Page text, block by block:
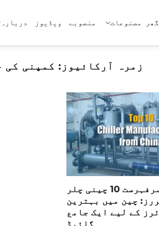
گھر مصنوعات منصوبے ویڈیوز دربارہ
زمرہ آرکائیوز: کمپنی کی
سرفہرست 10 چینی چلر
چین میں بہترین
کے لیے ایک جامع
گائیڈ